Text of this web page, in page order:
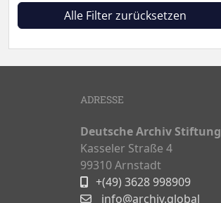
Alle Filter zurücksetzen
ADRESSE
Deutsche Archiv Stiftung
Kasseler Straße 4
99310 Arnstadt
+(49) 3628 998909
info@archiv.global